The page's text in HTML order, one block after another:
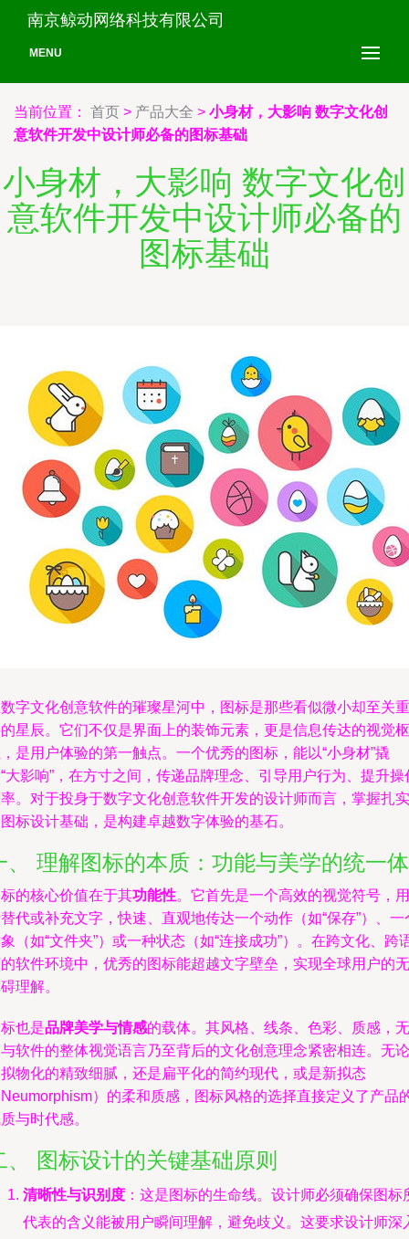
南京鲸动网络科技有限公司
MENU
当前位置： 首页 > 产品大全 > 小身材，大影响 数字文化创
意软件开发中设计师必备的图标基础
小身材，大影响 数字文化创
意软件开发中设计师必备的
图标基础
字文化创意软件的璀璨星河中，图标是那些看似微小却至关重
星辰。它们不仅是界面上的装饰元素，更是信息传达的视觉枢
是用户体验的第一触点。一个优秀的图标，能以“小身材”撬
大影响”，在方寸之间，传递品牌理念、引导用户行为、提升操
。对于投身于数字文化创意软件开发的设计师而言，掌握扎实
标设计基础，是构建卓越数字体验的基石。
、 理解图标的本质：功能与美学的统一体
的核心价值在于其功能性。它首先是一个高效的视觉符号，用
代或补充文字，快速、直观地传达一个动作（如“保存”）、一
（如“文件夹”）或一种状态（如“连接成功”）。在跨文化、跨
软件环境中，优秀的图标能超越文字壁垒，实现全球用户的无
理解。
也是品牌美学与情感的载体。其风格、线条、色彩、质感，无
软件的整体视觉语言乃至背后的文化创意理念紧密相连。无论
物化的精致细腻，还是扁平化的简约现代，或是新拟态
）的柔和质感，图标风格的选择直接定义了产品
与时代感。
、 图标设计的关键基础原则
清晰性与识别度 ：这是图标的生命线。设计师必须确保图标
代表的含义能被用户瞬间理解，避免歧义。这要求设计师深